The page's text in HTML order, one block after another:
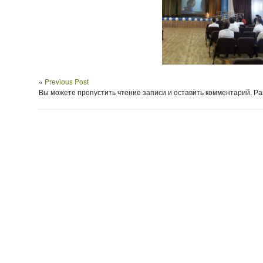
« Previous Post
Вы можете пропустить чтение записи и оставить комментарий.